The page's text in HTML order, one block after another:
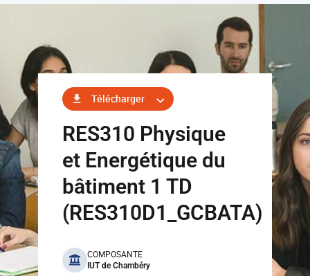
Télécharger
RES310 Physique
et Energétique du
bâtiment 1 TD
(RES310D1_GCBATA)
benefits
COMPOSANTE
IUT de Chambéry